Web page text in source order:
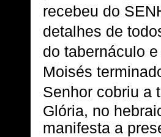
recebeu do
detalhes de
do tabernáculo
Moisés
Senhor cobriu a
Glória, no
manifesta a